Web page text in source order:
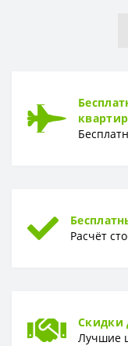
Тип
Расчёт
Скидки
Лучшие